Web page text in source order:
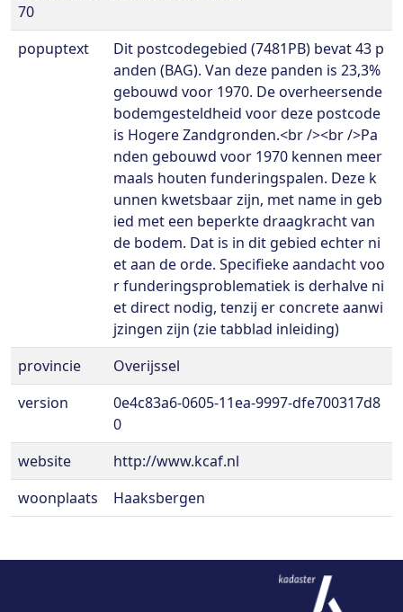
70
popuptext
Dit postcodegebied (7481PB) bevat 43 p
anden (BAG). Van deze panden is 23,3%
gebouwd voor 1970. De overheersende
bodemgesteldheid voor deze postcode
is Hogere Zandgronden.<br /><br />Pa
nden gebouwd voor 1970 kennen meer
maals houten funderingspalen. Deze k
unnen kwetsbaar zijn, met name in geb
ied met een beperkte draagkracht van
de bodem. Dat is in dit gebied echter ni
et aan de orde. Specifieke aandacht voo
r funderingsproblematiek is derhalve ni
et direct nodig, tenzij er concrete aanwi
jzingen zijn (zie tabblad inleiding)
provincie
Overijssel
version
0e4c83a6-0605-11ea-9997-dfe700317d8
0
website
http://www.kcaf.nl
woonplaats
Haaksbergen